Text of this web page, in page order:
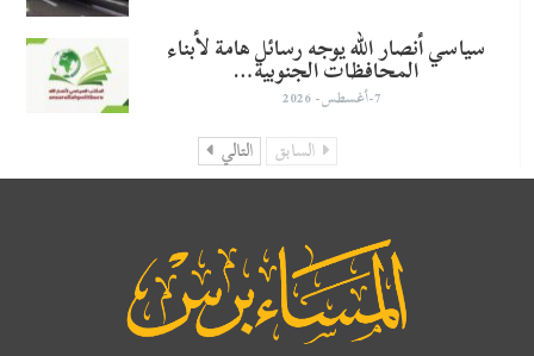
سياسي أنصار الله يوجه رسائل هامة لأبناء
المحافظات الجنوبية…
7-أغسطس- 2026
السابق التالي